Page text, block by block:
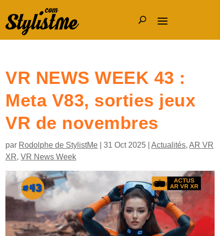
VR NEWS WEEK 43 :
Meta V83, sorties jeux
VR de novembres
par Rodolphe de StylistMe |31 Oct 2025 |Actualités,AR VR
XR,VR News Week